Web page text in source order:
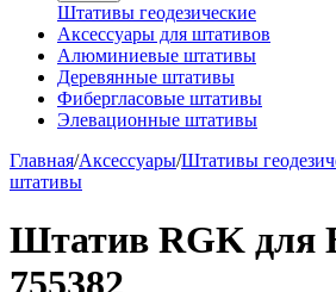
Штативы геодезические
Аксессуары для штативов
Алюминиевые штативы
Деревянные штативы
Фибергласовые штативы
Элевационные штативы
Главная/Аксессуары/Штативы
штативы
Штатив RGK для